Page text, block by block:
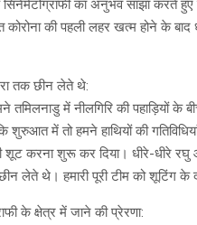
सिनेमेटोग्राफी का अनुभव साझा करते
की पहली लहर खत्म होने के
तक छीन लेते थे:
तमिलनाडु में नीलगिरि की पहाड़ियों
शुरुआत में तो हमने हाथियों की
करना शुरू कर दिया। धीरे-धीरे रघु
लेते थे। हमारी पूरी टीम को शूटिंग के
के क्षेत्र में जाने की प्रेरणा: